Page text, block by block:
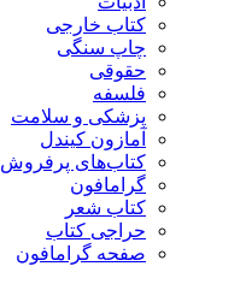
کتاب خارجی
چاپ سنگی
حقوقی
فلسفه
پزشکی و سلامت
آمازون کیندل
کتاب‌های پرفروش
گرامافون
کتاب شعر
حراجی کتاب
صفحه گرامافون